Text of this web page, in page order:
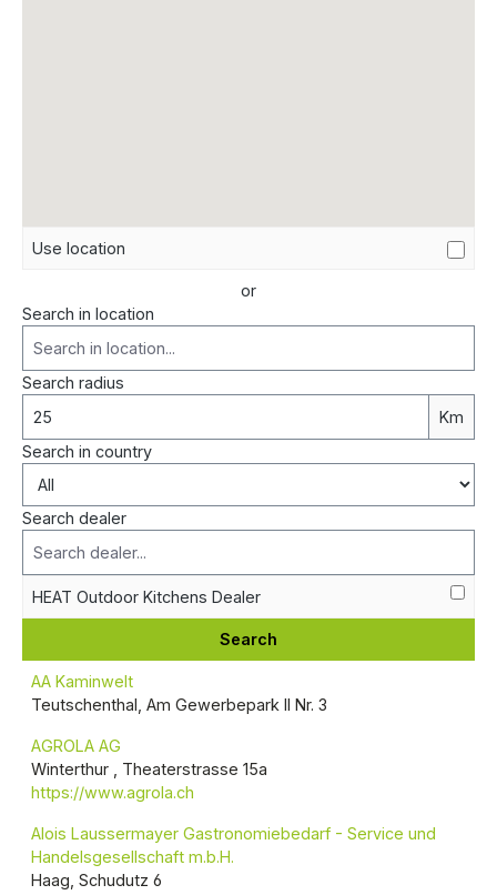
Use location
or
Search in location
Search radius
Km
Search in country
Search dealer
HEAT Outdoor Kitchens Dealer
Search
AA Kaminwelt
Teutschenthal, Am Gewerbepark II Nr. 3
AGROLA AG
Winterthur , Theaterstrasse 15a
https://www.agrola.ch
Alois Laussermayer Gastronomiebedarf - Service und
Handelsgesellschaft m.b.H.
Haag, Schudutz 6